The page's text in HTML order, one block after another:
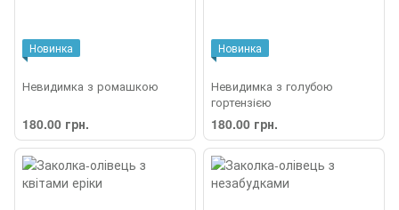
Новинка
Невидимка з ромашкою
180.00 грн.
Новинка
Невидимка з голубою
гортензією
180.00 грн.